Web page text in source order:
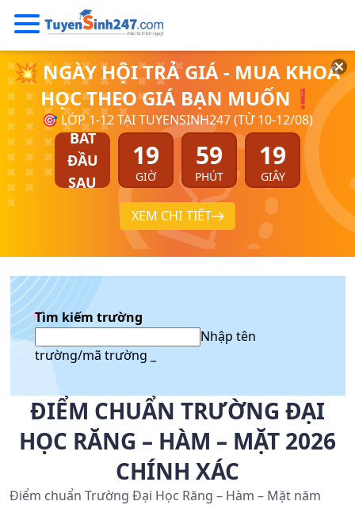
💥 NGÀY HỘI TRẢ GIÁ - MUA KHOÁ
HỌC THEO GIÁ BẠN MUỐN❗
🎯 LỚP 1-12 TẠI TUYENSINH247 (TỪ 10-12/08)
BẮT
ĐẦU
SAU
19
GIỜ
59
PHÚT
19
GIÂY
XEM CHI TIẾT
Tìm kiếm trường
Nhập tên
trường/mã trường _
ĐIỂM CHUẨN TRƯỜNG ĐẠI
HỌC RĂNG – HÀM – MẶT 2026
CHÍNH XÁC
Điểm chuẩn Trường Đại Học Răng – Hàm – Mặt năm